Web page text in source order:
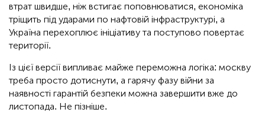
втрат швидше, ніж встигає поповнюватися, економіка
тріщить під ударами по нафтовій інфраструктурі, а
Україна перехоплює ініціативу та поступово повертає
території.
Із цієї версії випливає майже переможна логіка: москву
треба просто дотиснути, а гарячу фазу війни за
наявності гарантій безпеки можна завершити вже до
листопада. Не пізніше.